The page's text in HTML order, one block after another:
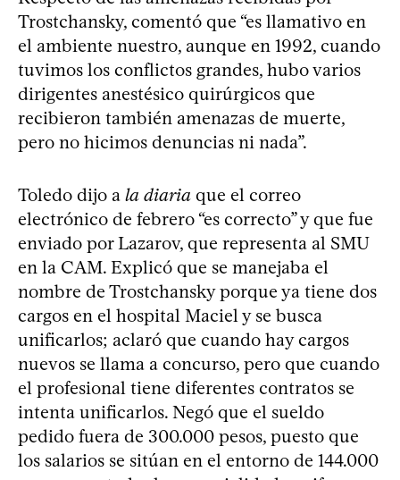
Trostchansky, comentó que “es llamativo en
el ambiente nuestro, aunque en 1992, cuando
tuvimos los conflictos grandes, hubo varios
dirigentes anestésico quirúrgicos que
recibieron también amenazas de muerte,
pero no hicimos denuncias ni nada”.
Toledo dijo a la diaria que el correo
electrónico de febrero “es correcto” y que fue
enviado por Lazarov, que representa al SMU
en la CAM. Explicó que se manejaba el
nombre de Trostchansky porque ya tiene dos
cargos en el hospital Maciel y se busca
unificarlos; aclaró que cuando hay cargos
nuevos se llama a concurso, pero que cuando
el profesional tiene diferentes contratos se
intenta unificarlos. Negó que el sueldo
pedido fuera de 300.000 pesos, puesto que
los salarios se sitúan en el entorno de 144.000